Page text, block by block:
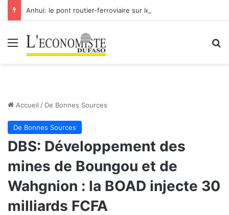
Menu
Accueil / De Bonnes Sources
De Bonnes Sources
DBS: Développement des
mines de Boungou et de
Wahgnion : la BOAD injecte 30
milliards FCFA